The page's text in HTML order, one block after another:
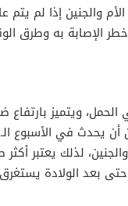
والجنين إذا لم
الإصابة به وطرق
ويتميز
لذلك يعتبر أكثر
بعد الولادة